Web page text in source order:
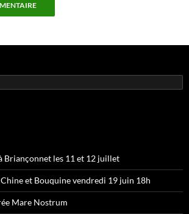
Briançonnet les 11 et 12 juillet
Chine et Bouquine vendredi 19 juin 18h
Mare Nostrum